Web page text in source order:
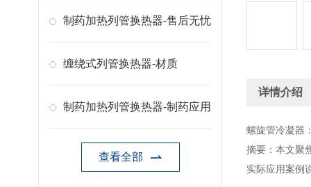
制药加热列管换热器-售后无忧
缠绕式列管换热器-材质
制药加热列管换热器-制药应用
查看全部
详情介绍
螺旋管冷凝器
摘要：本文聚
实际应用案例